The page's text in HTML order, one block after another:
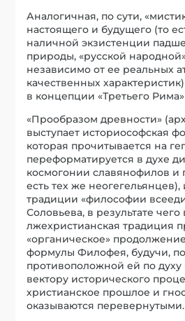
Аналогичная, по сути,
настоящего и будущего (то
наличной экзистенции
природы, «русской
независимо от ее реальных
качественных
в концепции «Третьего
«Прообразом древности»
выступает историософская
которая прочитывается на
переформатируется в духе
космогонии славянофилов и
есть тех же неогегельянцев),
традиции «философии
Соловьева, в результате чего
лжехристианская традиция
«органическое»
формулы Филофея, будучи,
противоположной ей по
вектору исторического
христианское прошлое и
оказываются перевернутыми.